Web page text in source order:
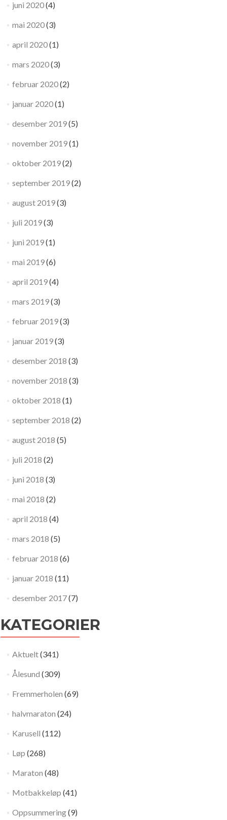
juni 2020(4)
mai 2020(3)
april 2020(1)
mars 2020(3)
februar 2020(2)
januar 2020(1)
desember 2019(5)
november 2019(1)
oktober 2019(2)
september 2019(2)
august 2019(3)
juli 2019(3)
juni 2019(1)
mai 2019(6)
april 2019(4)
mars 2019(3)
februar 2019(3)
januar 2019(3)
desember 2018 (3)
november 2018 (3)
oktober 2018 (1)
september 2018 (2)
august 2018 (5)
juli 2018 (2)
juni 2018 (3)
mai 2018 (2)
april 2018 (4)
mars 2018 (5)
februar 2018 (6)
januar 2018 (11)
desember 2017(7)
KATEGORIER
Aktuelt(341)
Ålesund (309)
Fremmerholen (69)
halvmaraton (24)
Karusell (112)
Løp (268)
Maraton (48)
Motbakkeløp (41)
Oppsummering(9)